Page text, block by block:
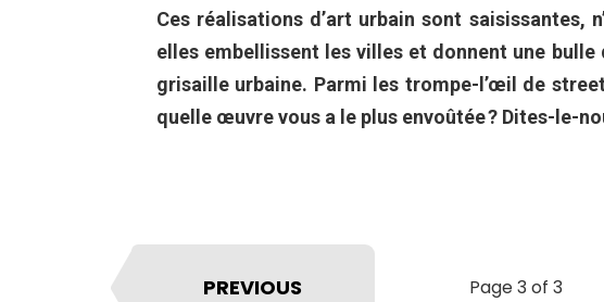
Ces réalisations d’art urbain sont saisissantes,
elles embellissent les villes et donnent une bulle
grisaille urbaine. Parmi les trompe-l’œil de
quelle œuvre vous a le plus envoûtée ? Dites-le-
Page 3 of 3
PREVIOUS